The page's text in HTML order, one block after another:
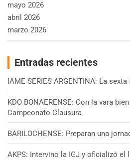
mayo 2026
abril 2026
marzo 2026
Entradas recientes
IAME SERIES ARGENTINA: La
KDO BONAERENSE: Con la vara
Campeonato Clausura
BARILOCHENSE: Preparan una
AKPS: Intervino la IGJ y oficializó el